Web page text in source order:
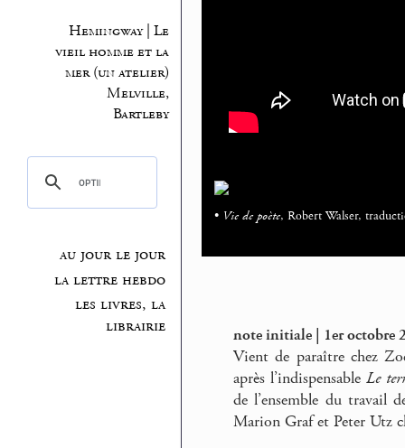
Hemingway | Le
vieil homme et la
mer (un atelier)
Melville,
Bartleby
au jour le jour
la lettre hebdo
les livres, la
librairie
• Vie de poète, Robert Walser,
note initiale | 1er octobre
Vient de paraître chez
après l’indispensable Le
de l’ensemble du travail
Marion Graf et Peter Utz